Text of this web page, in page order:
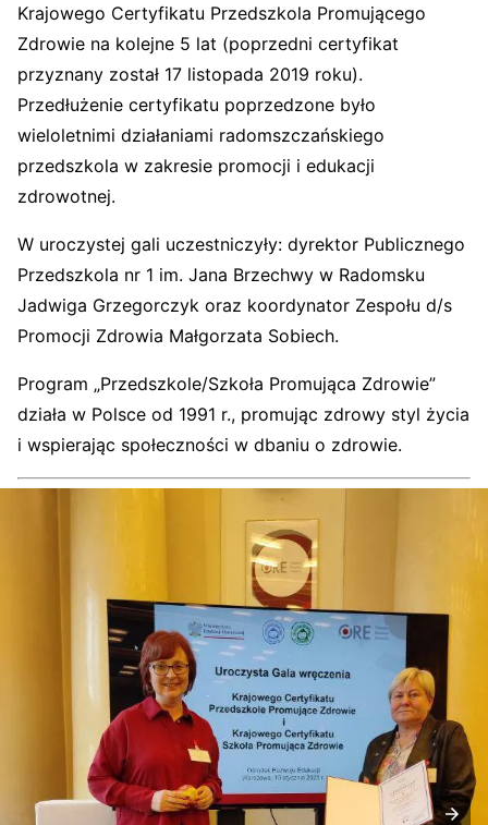
Krajowego Certyfikatu Przedszkola Promującego
Zdrowie na kolejne 5 lat (poprzedni certyfikat
przyznany został 17 listopada 2019 roku).
Przedłużenie certyfikatu poprzedzone było
wieloletnimi działaniami radomszczańskiego
przedszkola w zakresie promocji i edukacji
zdrowotnej.
W uroczystej gali uczestniczyły: dyrektor Publicznego
Przedszkola nr 1 im. Jana Brzechwy w Radomsku
Jadwiga Grzegorczyk oraz koordynator Zespołu d/s
Promocji Zdrowia Małgorzata Sobiech.
Program „Przedszkole/Szkoła Promująca Zdrowie”
działa w Polsce od 1991 r., promując zdrowy styl życia
i wspierając społeczności w dbaniu o zdrowie.